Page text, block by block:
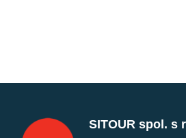
SITOUR spol. s